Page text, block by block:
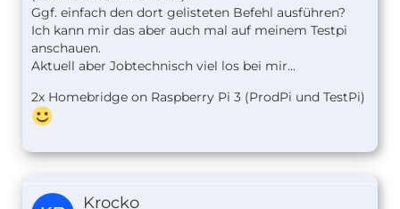
Ggf. einfach den dort gelisteten Befehl ausführen?
Ich kann mir das aber auch mal auf meinem Testpi
anschauen.
Aktuell aber Jobtechnisch viel los bei mir...
2x Homebridge on Raspberry Pi 3 (ProdPi und TestPi)
Krocko